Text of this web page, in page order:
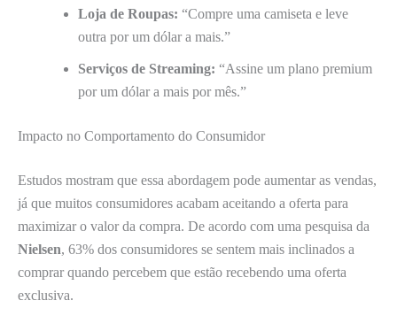
Loja de Roupas: “Compre uma camiseta e leve
outra por um dólar a mais.”
Serviços de Streaming: “Assine um plano premium
por um dólar a mais por mês.”
Impacto no Comportamento do Consumidor
Estudos mostram que essa abordagem pode aumentar as vendas,
já que muitos consumidores acabam aceitando a oferta para
maximizar o valor da compra. De acordo com uma pesquisa da
Nielsen, 63% dos consumidores se sentem mais inclinados a
comprar quando percebem que estão recebendo uma oferta
exclusiva.